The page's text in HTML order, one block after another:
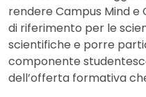
rendere Campus Mind
di riferimento per le
scientifiche e porre
componente
dell’offerta formativa